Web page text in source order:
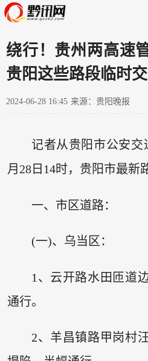
绕行！贵州两高速
贵阳这些路段临时
2024-06-28 16:45 来源：贵阳晚报
记者从贵阳市公安
月28日14时，贵阳市最新
一、市区道路：
(一)、乌当区：
1、云开路水田匝道
通行。
2、羊昌镇路甲岗村